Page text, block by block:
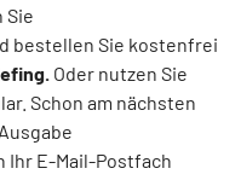
Sie
bestellen Sie kostenfrei
Oder nutzen Sie
Schon am nächsten
Ihr E-Mail-Postfach